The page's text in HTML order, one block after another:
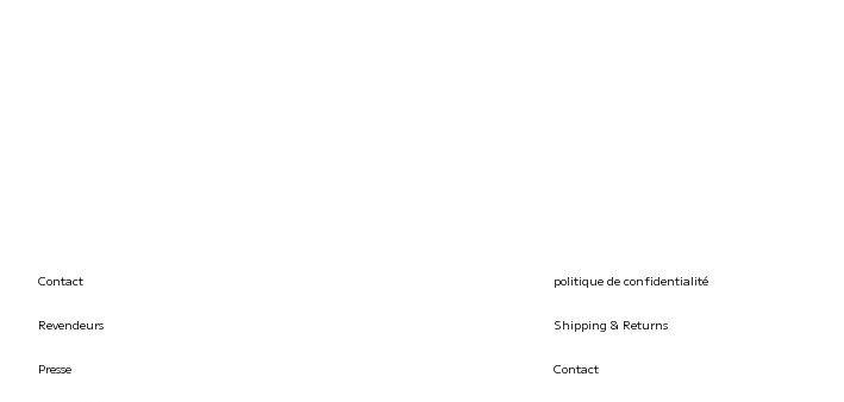
Contact
Revendeurs
Presse
politique de confidentialité
Shipping & Returns
Contact